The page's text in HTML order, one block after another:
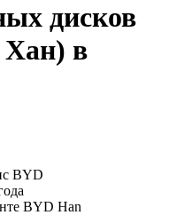
дисков
в
BYD
BYD Han